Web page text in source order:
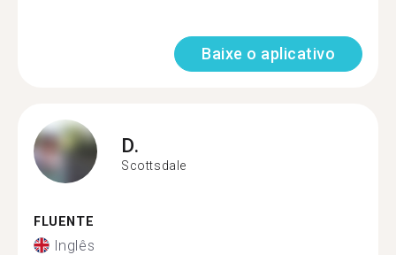
Baixe o aplicativo
D.
Scottsdale
FLUENTE
Inglês